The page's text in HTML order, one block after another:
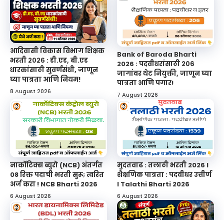
आदिवासी विकास विभाग शिक्षक
भरती २०२६ : डी.एड, बी.एड
धारकांसाठी सुवर्णसंधी, जाणून
घ्या पात्रता आणि नियम!
8 August 2026
Bank of Baroda Bharti
2026 : पदवीधरांसाठी २०६
जागांवर थेट नियुक्ती, जाणून घ्या
पात्रता आणि पगार!
7 August 2026
नार्कोटिक्स ब्युरो (NCB) अंतर्गत
08 रिक्त पदाची भरती सुरू; त्वरित
अर्ज करा ! NCB Bharti 2026
6 August 2026
मुदतवाढ : तलाठी भरती 2026 l
शैक्षणिक पात्रता : पदवीधर उत्तीर्ण
l Talathi Bharti 2026
6 August 2026